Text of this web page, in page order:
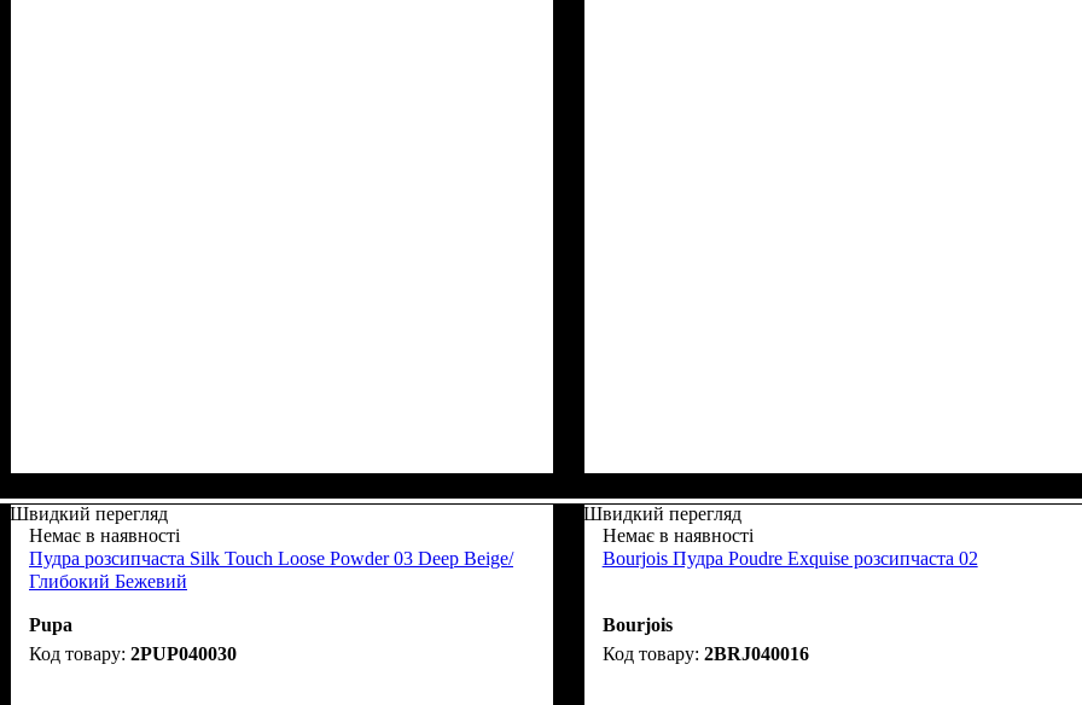
Швидкий перегляд
Немає в наявності
Пудра розсипчаста Silk Touch Loose Powder 03 Deep Beige/
Глибокий Бежевий
Pupa
2PUP040030
Швидкий перегляд
Немає в наявності
Bourjois Пудра Poudre Exquise розсипчаста 02
Bourjois
2BRJ040016